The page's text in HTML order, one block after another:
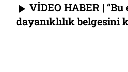
VİDEO HABER |
dayanıklılık belgesini